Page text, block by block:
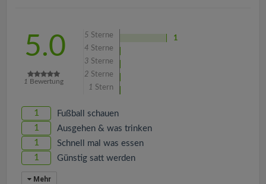
5.0
1 Bewertung
5 Sterne
1
4 Sterne
3 Sterne
2 Sterne
1 Stern
1 Fußball schauen
1 Ausgehen & was trinken
1 Schnell mal was essen
1 Günstig satt werden
Mehr